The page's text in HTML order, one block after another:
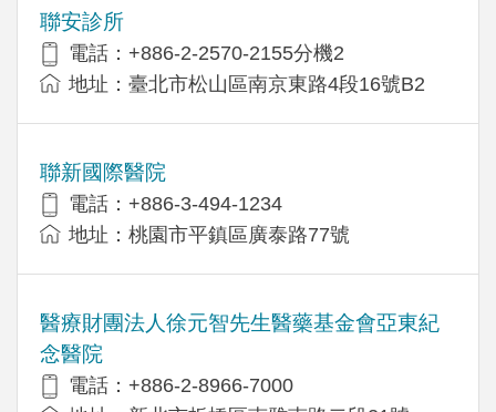
聯安診所
電話：+886-2-2570-2155分機2
地址：臺北市松山區南京東路4段16號B2
聯新國際醫院
電話：+886-3-494-1234
地址：桃園市平鎮區廣泰路77號
醫療財團法人徐元智先生醫藥基金會亞東紀
念醫院
電話：+886-2-8966-7000